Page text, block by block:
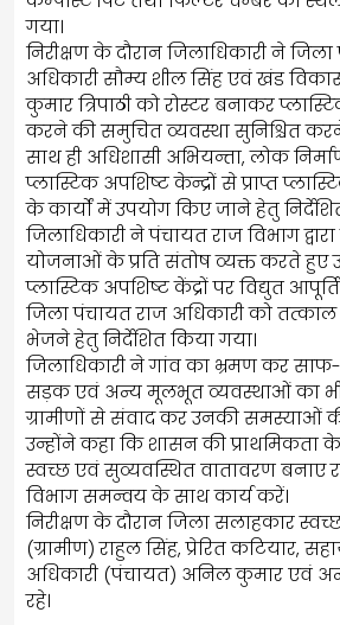
गया।
निरीक्षण के दौरान जिलाधिकारी ने
अधिकारी सौम्य शील सिंह एवं खंड
कुमार त्रिपाठी को रोस्टर बनाकर
करने की समुचित व्यवस्था सुनिश्चित
साथ ही अधिशासी अभियन्ता, लोक
प्लास्टिक अपशिष्ट केन्द्रों से प्राप्त
के कार्यों में उपयोग किए जाने हेतु
जिलाधिकारी ने पंचायत राज विभाग
योजनाओं के प्रति संतोष व्यक्त करते हुए
प्लास्टिक अपशिष्ट केंद्रों पर विद्युत
जिला पंचायत राज अधिकारी को तत्काल
भेजने हेतु निर्देशित किया गया।
जिलाधिकारी ने गांव का भ्रमण कर
सड़क एवं अन्य मूलभूत व्यवस्थाओं का भी
ग्रामीणों से संवाद कर उनकी समस्याओं की
उन्होंने कहा कि शासन की प्राथमिकता
स्वच्छ एवं सुव्यवस्थित वातावरण
विभाग समन्वय के साथ कार्य करें।
निरीक्षण के दौरान जिला सलाहकार
(ग्रामीण) राहुल सिंह, प्रेरित कटियार,
अधिकारी (पंचायत) अनिल कुमार एवं
रहे।